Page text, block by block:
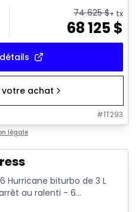
74 625$+ tx
68 125$
votre achat
#1T293
légale
Hurricane biturbo de 3 L
au ralenti - 6...